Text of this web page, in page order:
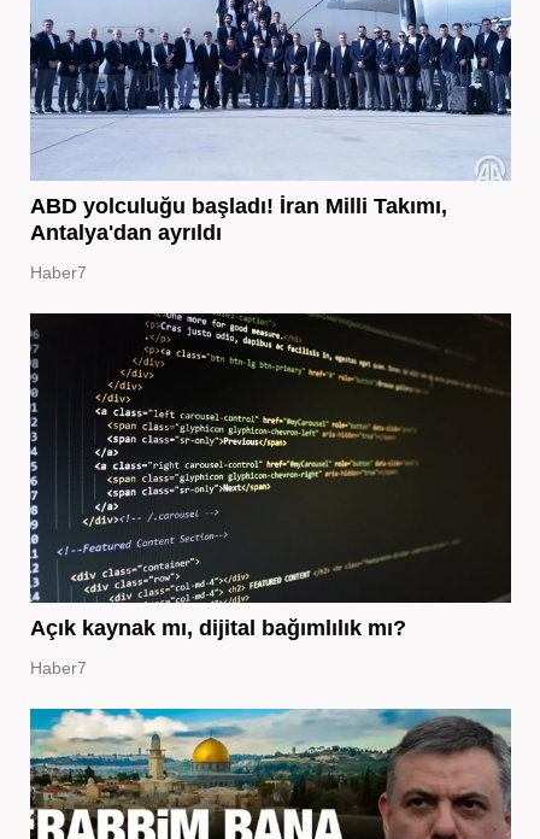
ABD yolculuğu başladı! İran Milli Takımı,
Antalya'dan ayrıldı
Haber7
Açık kaynak mı, dijital bağımlılık mı?
Haber7